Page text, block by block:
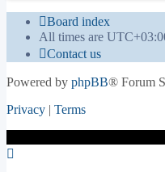
Board index
All times are
Contact us
Powered by phpBB® Forum
Privacy | Terms